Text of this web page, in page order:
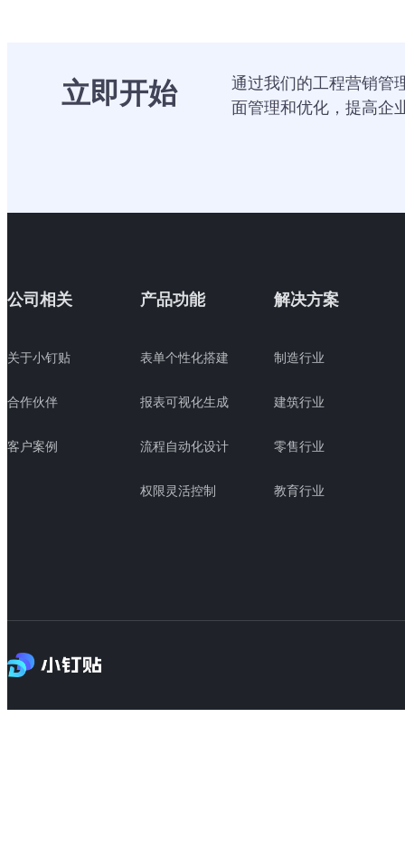
立即开始
通过我们的工程营销管
面管理和优化，提高企
公司相关
关于小钉贴
合作伙伴
客户案例
产品功能
表单个性化搭建
报表可视化生成
流程自动化设计
权限灵活控制
解决方案
制造行业
建筑行业
零售行业
教育行业